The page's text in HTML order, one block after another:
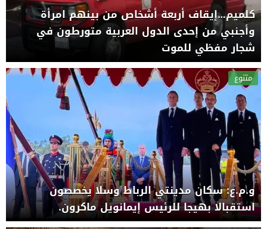
كلميم…إيقاف أربعة أشخاص من بينهم امرأة
وأجنبي من إحدى الدول العربية متورطون في
شجار مفظي للموت
متنوع
و.م.ع: سكان مدينتي الرباط وسلا يخصصون
استقبالا بهيجا للرئيس إيمانويل ماكرون.